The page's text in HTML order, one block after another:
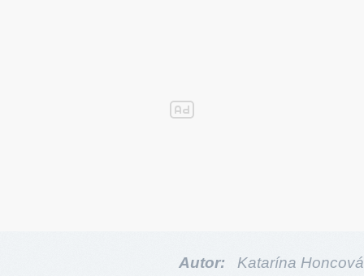
Autor:
Katarína Honcová